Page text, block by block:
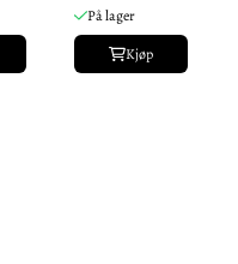
Manbørste
På lager
Kjøp